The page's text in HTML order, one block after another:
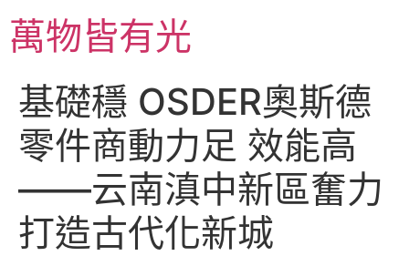
主萬物皆有光
基礎穩 OSDER奧斯德
零件商動力足 效能高
——云南滇中新區奮力
打造古代化新城